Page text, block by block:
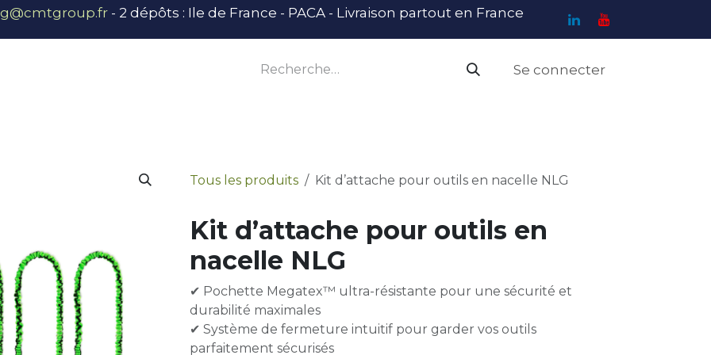
- 2 dépôts : Ile de France - PACA - Livraison partout en France
Se connecter
Tous les produits Kit d’attache pour outils en nacelle NLG
Kit d’attache pour outils en
nacelle NLG
✔ Pochette Megatex™ ultra-résistante pour une sécurité et
durabilité maximales
✔ Système de fermeture intuitif pour garder vos outils
parfaitement sécurisés